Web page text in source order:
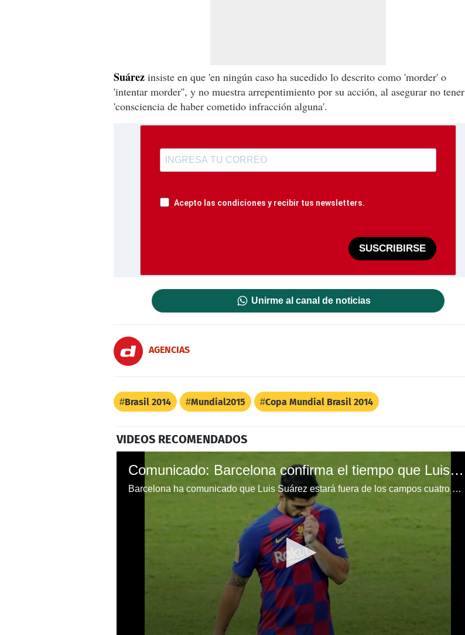
Suárez insiste en que 'en ningún caso ha sucedido lo descrito como 'morder' o
'intentar morder'', y no muestra arrepentimiento por su acción, al asegurar no tener
'consciencia de haber cometido infracción alguna'.
Acepto las condiciones y recibir tus newsletters.
SUSCRIBIRSE
Unirme al canal de noticias
AGENCIAS
Brasil 2014 Mundial2015 Copa Mundial Brasil 2014
VIDEOS RECOMENDADOS
Comunicado: Barcelona confirma el tiempo que Luis Suárez estará de baja por lesión
Barcelona ha comunicado que Luis Suárez estará fuera de los campos cuatro meses, el uruguayo se perdería el resto de la temporada si no se recupera bien.